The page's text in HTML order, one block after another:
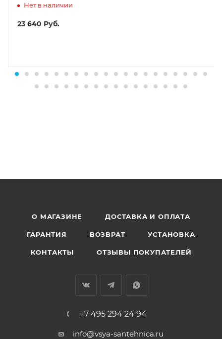
Нет в наличии
23 640 Руб.
О МАГАЗИНЕ ДОСТАВКА И ОПЛАТА
ГАРАНТИЯ ВОЗВРАТ УСТАНОВКА
КОНТАКТЫ ОТЗЫВЫ ПОКУПАТЕЛЕЙ
+7 495 294 24 94
info@vsya-santehnica.ru